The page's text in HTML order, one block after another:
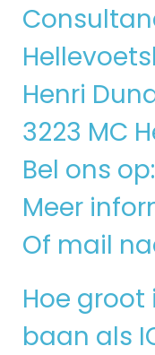
Henri
3223 MC
Bel ons
Meer
Of mail
Hoe groot
baan als